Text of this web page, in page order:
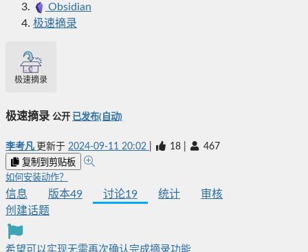
Obsidian
极速摘录
极速摘录
极速摘录 公开 已发布(自动)
李考凡 更新于 2024-09-11 20:02 18 467
复制到剪贴板
如何安装动作？
信息 版本49 讨论19 统计
审核
创建话题
希望可以实现无需再次确认完成摘录功能